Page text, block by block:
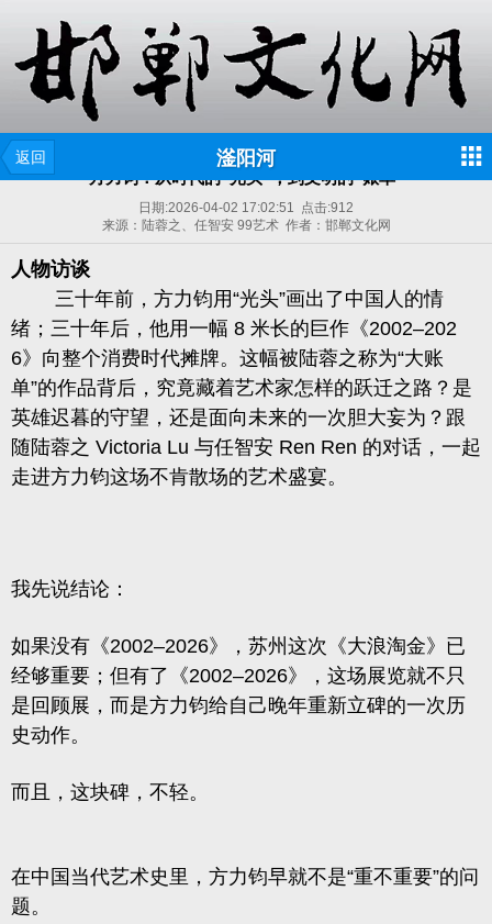
返回 滏阳河
方力钧：从时代的“光头”，到文明的“账单”
日期:2026-04-02 17:02:51 点击:912
来源：陆蓉之、任智安 99艺术 作者：邯郸文化网
人物访谈
三十年前， 方力钧用“光头”画出了中国人的情
绪；三十年后，他用一幅 8 米长的巨作《2002–202
6》向整个消费时代摊牌。这幅被 陆蓉之称为“大账
单”的作品背后，究竟藏着艺术家怎样的跃迁之路？是
英雄迟暮的守望，还是面向未来的一次胆大妄为？跟
随陆蓉之 Victoria Lu 与任智安 Ren Ren 的对话，一起
走进方力钧这场不肯散场的艺术盛宴。
我先说结论：
如果没有《2002–2026》，苏州这次《大浪淘金》已
经够重要； 但有了《2002–2026》，这场展览就不只
是回顾展，而是方力钧给自己晚年重新立碑的一次历
史动作。
而且，这块碑，不轻。
在中国当代艺术史里，方力钧早就不是“重不重要”的问
题。